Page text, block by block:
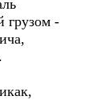
грузом -